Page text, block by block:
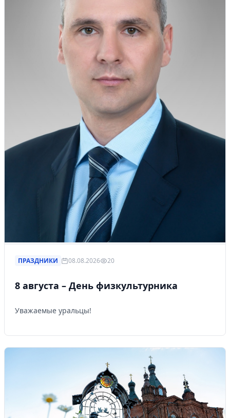
ПРАЗДНИКИ 08.08.2026 20
8 августа – День физкультурника
Уважаемые уральцы!